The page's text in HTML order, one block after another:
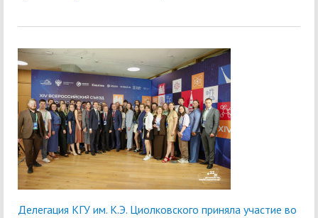
Делегация КГУ им. К.Э. Циолковского приняла участие во